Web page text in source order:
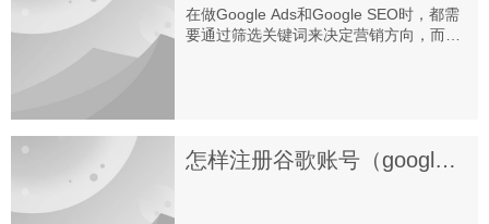
在做Google Ads和Google SEO时，都需
要通过筛选关键词来决定营销方向，而好
怎样注册谷歌账号（google账号注册方法）